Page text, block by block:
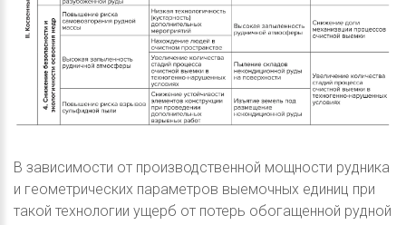
В зависимости от производственной мощности рудника
и геометрических параметров выемочных единиц при
такой технологии ущерб от потерь обогащенной рудной